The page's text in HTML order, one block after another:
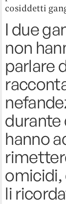
cosiddetti
I due
non
parlare
durante
hanno
li